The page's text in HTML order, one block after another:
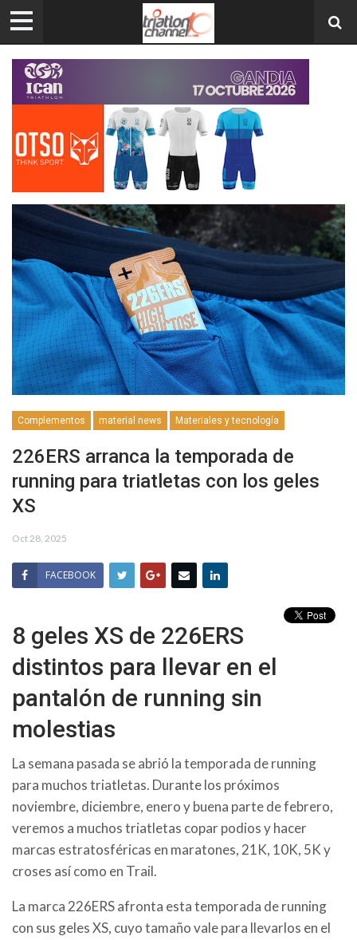
Complementos material news Materiales y tecnología
226ERS arranca la temporada de
running para triatletas con los geles
XS
Oct 28, 2025
FACEBOOK
8 geles XS de 226ERS
distintos para llevar en el
pantalón de running sin
molestias
La semana pasada se abrió la temporada de running
para muchos triatletas. Durante los próximos
noviembre, diciembre, enero y buena parte de febrero,
veremos a muchos triatletas copar podios y hacer
marcas estratosféricas en maratones, 21K, 10K, 5K y
croses así como en Trail.
La marca 226ERS afronta esta temporada de running
con sus geles XS, cuyo tamaño vale para llevarlos en el